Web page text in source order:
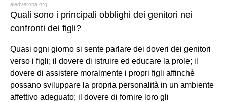
aiedverona.org
Quali sono i principali obblighi dei genitori nei
confronti dei figli?
Quasi ogni giorno si sente parlare dei doveri dei genitori
verso i figli; il dovere di istruire ed educare la prole; il
dovere di assistere moralmente i propri figli affinchè
possano sviluppare la propria personalità in un ambiente
affettivo adeguato; il dovere di fornire loro gli